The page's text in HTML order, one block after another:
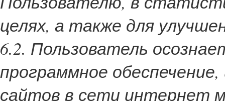
целях, а также для
6.2. Пользователь
программное
сайтов в сети интернет